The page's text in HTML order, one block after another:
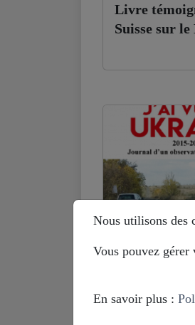
Livre
Suisse sur le
lundi septembre
en Ukraine)
Nous utilisons des
Vous pouvez gérer
En savoir plus :